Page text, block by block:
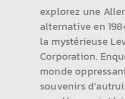
explorez une
alternative en
la mystérieuse
Corporation.
monde
souvenirs